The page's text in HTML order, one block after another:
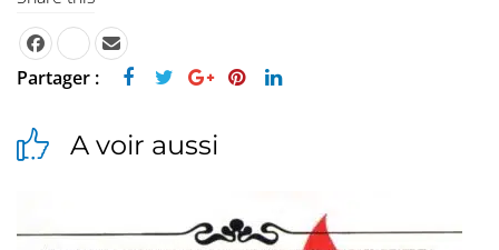
Partager :
A voir aussi